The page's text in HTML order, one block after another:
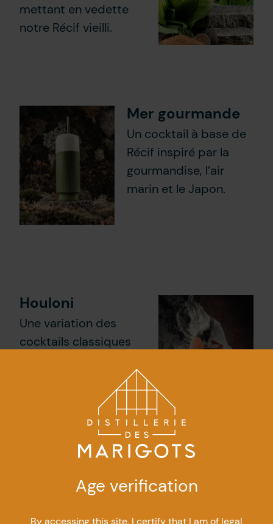
mettant en vedette
notre Récif vieilli.
Mer gourmande
Un cocktail à base de
Récif inspiré par la
gourmandise, l’air
marin et le Japon.
Houloni
Une variation des
cocktails classiques
Boulevardier mettant
en vedette Récif vieilli.
Pétrichor
Age verification
By accessing this site, I certify that I am of legal